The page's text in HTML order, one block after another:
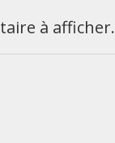
à afficher.